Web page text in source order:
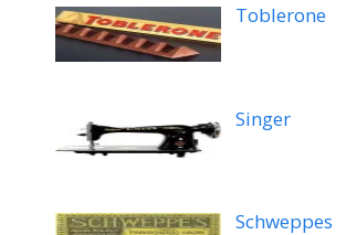
Toblerone
Singer
Schweppes